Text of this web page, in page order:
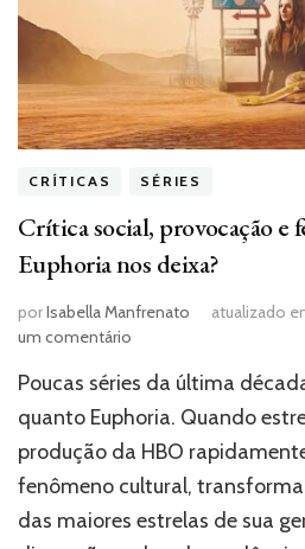
CRÍTICAS SÉRIES
Crítica social, provocação e
Euphoria nos deixa?
porIsabella Manfrenato atualizado
um comentário
social,
provocação
fetiche:
Qual
legado
Euphoria
Poucas séries da última
quanto Euphoria. Quando
produção da HBO
fenômeno cultural,
das maiores estrelas de sua